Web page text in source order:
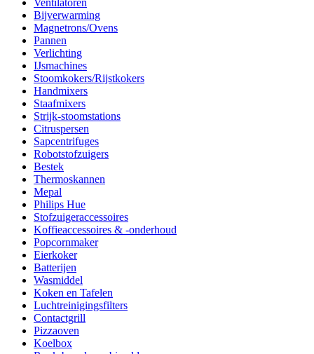
Ventilatoren
Bijverwarming
Magnetrons/Ovens
Pannen
Verlichting
IJsmachines
Stoomkokers/Rijstkokers
Handmixers
Staafmixers
Strijk-stoomstations
Citruspersen
Sapcentrifuges
Robotstofzuigers
Bestek
Thermoskannen
Mepal
Philips Hue
Stofzuigeraccessoires
Koffieaccessoires & -onderhoud
Popcornmaker
Eierkoker
Batterijen
Wasmiddel
Koken en Tafelen
Luchtreinigingsfilters
Contactgrill
Pizzaoven
Koelbox